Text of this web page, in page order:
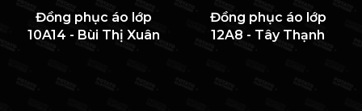
Đồng phục áo lớp
10A14 - Bùi Thị Xuân
Đồng phục áo lớp
12A8 - Tây Thạnh